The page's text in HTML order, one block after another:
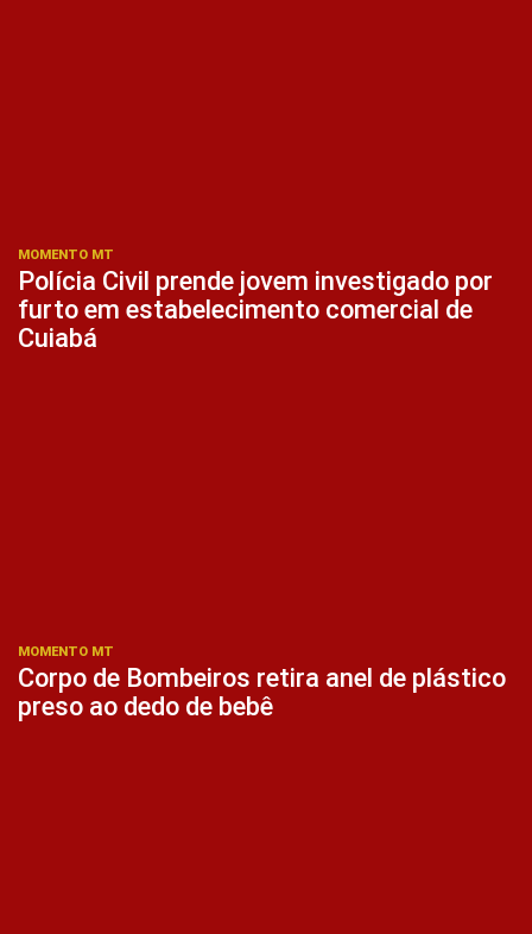
MOMENTO MT
Polícia Civil prende jovem investigado por
furto em estabelecimento comercial de
Cuiabá
MOMENTO MT
Corpo de Bombeiros retira anel de plástico
preso ao dedo de bebê